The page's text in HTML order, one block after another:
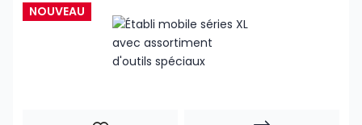
NOUVEAU